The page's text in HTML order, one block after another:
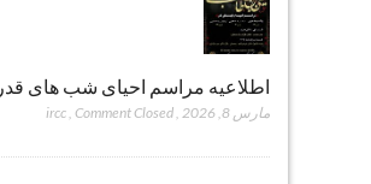
اطلاعیه مراسم احیای شب های قدر ۲۰۲۶
مارس 8, 2026 ,
ircc Comment Closed